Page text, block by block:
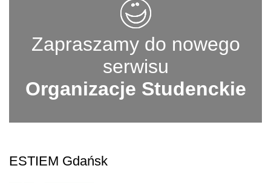
Zapraszamy do nowego
serwisu
Organizacje Studenckie
ESTIEM Gdańsk